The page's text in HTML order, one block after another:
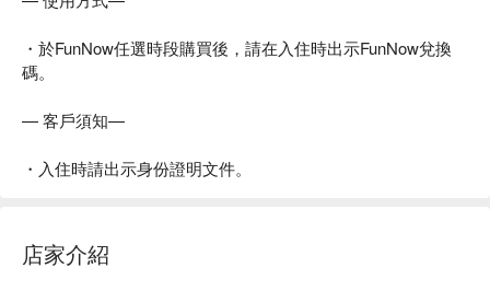
・於FunNow任選時段購買後，請在入住時出示FunNow兌換
碼。
— 客戶須知—
・入住時請出示身份證明文件。
店家介紹